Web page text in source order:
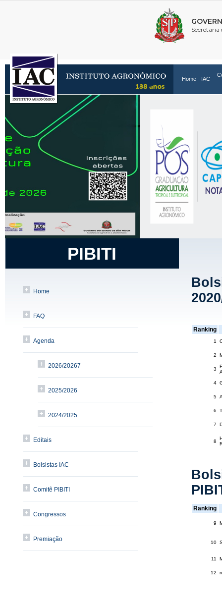
Home IAC
PIBITI
Home
FAQ
Agenda
2026/20267
2025/2026
2024/2025
Editais
Bolsistas IAC
Comitê PIBITI
Congressos
Premiação
Ranking
1
2
3
4
5
6
7
8
Ranking
9
10
11
12